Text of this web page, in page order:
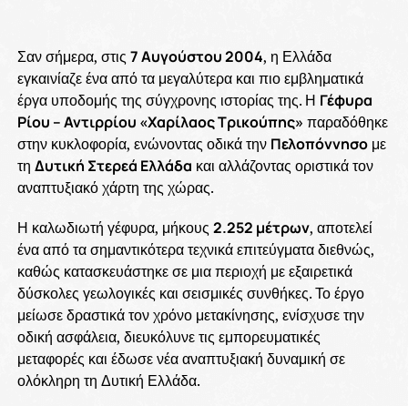
Σαν σήμερα, στις 7 Αυγούστου 2004, η Ελλάδα
εγκαινίαζε ένα από τα μεγαλύτερα και πιο εμβληματικά
έργα υποδομής της σύγχρονης ιστορίας της. Η Γέφυρα
Ρίου – Αντιρρίου «Χαρίλαος Τρικούπης» παραδόθηκε
στην κυκλοφορία, ενώνοντας οδικά την Πελοπόννησομε
τη Δυτική Στερεά Ελλάδα και αλλάζοντας οριστικά τον
αναπτυξιακό χάρτη της χώρας.
Η καλωδιωτή γέφυρα, μήκους 2.252 μέτρων, αποτελεί
ένα από τα σημαντικότερα τεχνικά επιτεύγματα διεθνώς,
καθώς κατασκευάστηκε σε μια περιοχή με εξαιρετικά
δύσκολες γεωλογικές και σεισμικές συνθήκες. Το έργο
μείωσε δραστικά τον χρόνο μετακίνησης, ενίσχυσε την
οδική ασφάλεια, διευκόλυνε τις εμπορευματικές
μεταφορές και έδωσε νέα αναπτυξιακή δυναμική σε
ολόκληρη τη Δυτική Ελλάδα.